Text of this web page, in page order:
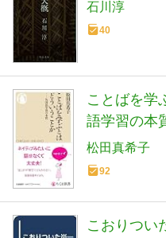
石川淳
40
ことばを学
語学習の本
松田真希子
92
こおりつい